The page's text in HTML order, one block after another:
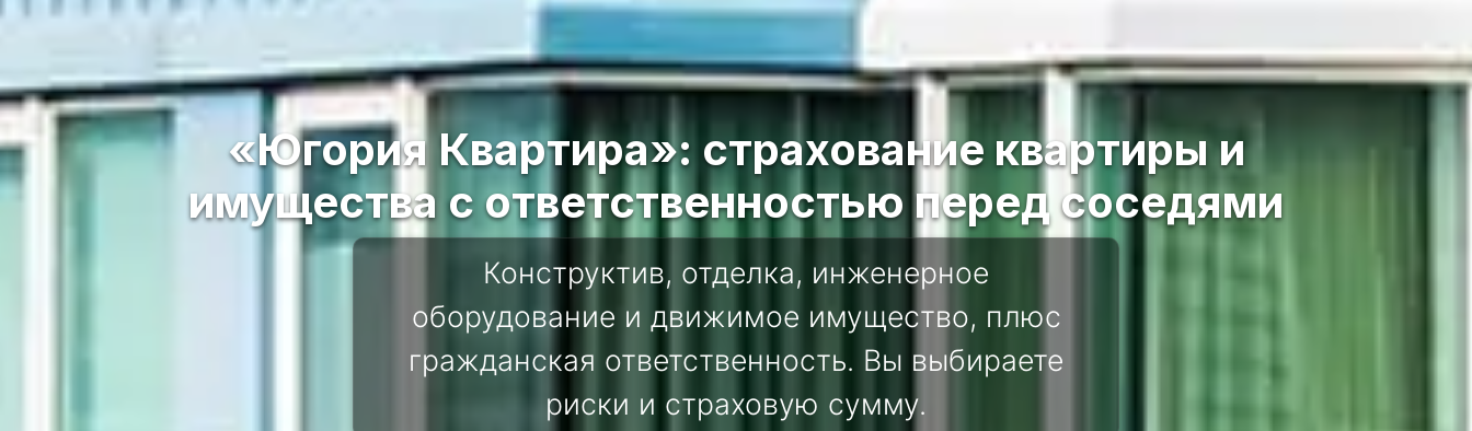
«Югория Квартира»: страхование квартиры и
имущества с ответственностью перед соседями
Конструктив, отделка, инженерное
оборудование и движимое имущество, плюс
гражданская ответственность. Вы выбираете
риски и страховую сумму.